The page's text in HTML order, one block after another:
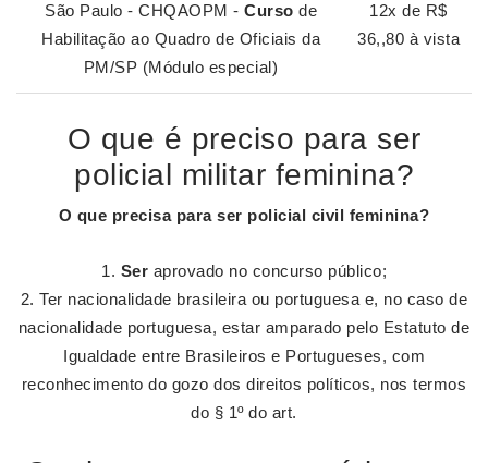
São Paulo - CHQAOPM - Curso de
Habilitação ao Quadro de Oficiais da
PM/SP (Módulo especial)
12x de R$
36,,80 à vista
O que é preciso para ser
policial militar feminina?
O que precisa paraser policial civil feminina?
Ser aprovado no concurso público;
Ter nacionalidade brasileira ou portuguesa e, no caso de
nacionalidade portuguesa, estar amparado pelo Estatuto de
Igualdade entre Brasileiros e Portugueses, com
reconhecimento do gozo dos direitos políticos, nos termos
do § 1º do art.